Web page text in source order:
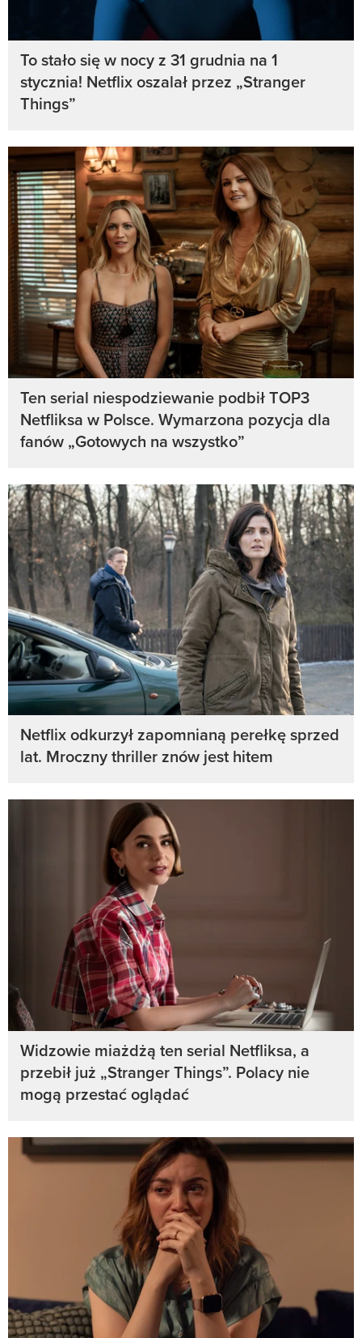
To stało się w nocy z 31 grudnia na 1
stycznia! Netflix oszalał przez „Stranger
Things”
Ten serial niespodziewanie podbił TOP3
Netfliksa w Polsce. Wymarzona pozycja dla
fanów „Gotowych na wszystko”
Netflix odkurzył zapomnianą perełkę sprzed
lat. Mroczny thriller znów jest hitem
Widzowie miażdżą ten serial Netfliksa, a
przebił już „Stranger Things”. Polacy nie
mogą przestać oglądać